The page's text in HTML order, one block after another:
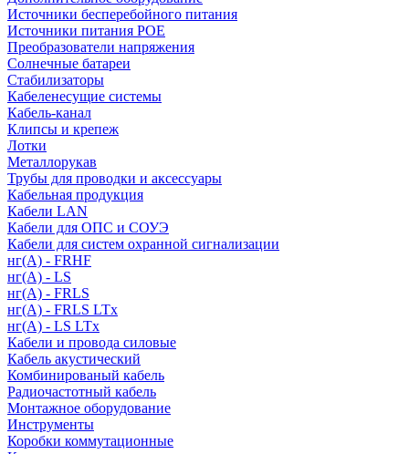
Источники бесперебойного питания
Источники питания POE
Преобразователи напряжения
Солнечные батареи
Стабилизаторы
Кабеленесущие системы
Кабель-канал
Клипсы и крепеж
Лотки
Металлорукав
Трубы для проводки и аксессуары
Кабельная продукция
Кабели LAN
Кабели для ОПС и СОУЭ
Кабели для систем охранной сигнализации
нг(A) - FRHF
нг(A) - LS
нг(А) - FRLS
нг(А) - FRLS LTx
нг(А) - LS LTx
Кабели и провода силовые
Кабель акустический
Комбинированый кабель
Радиочастотный кабель
Монтажное оборудование
Инструменты
Коробки коммутационные